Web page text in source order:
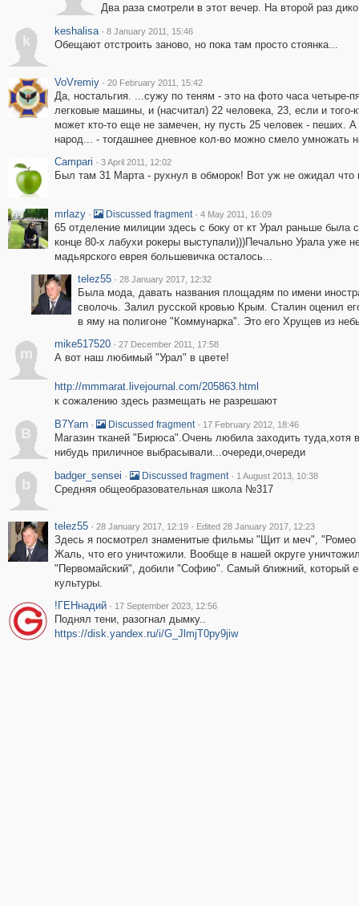
Два раза смотрели в этот вечер. На второй раз
k
keshalisa · 8 January 2011, 15:46
Обещают отстроить заново, но пока там просто стоянка...
VoVremiy · 20 February 2011, 15:42
Да, ностальгия. ...сужу по теням - это на фото часа
легковые машины, и (насчитал) 22 человека, 23, если и того-
может кто-то еще не замечен, ну пусть 25 человек - пеших.
народ... - тогдашнее дневное кол-во можно смело умножать
Campari · 3 April 2011, 12:02
Был там 31 Марта - рухнул в обморок! Вот уж не ожидал что
mrlazy · Discussed fragment · 4 May 2011, 16:09
65 отделение милиции здесь с боку от кт Урал раньше была
конце 80-х лабухи рокеры выступали)))Печально Урала уже
мадьярского еврея большевичка осталось...
telez55 · 28 January 2017, 12:32
Была мода, давать названия площадям по имени
сволочь. Залил русской кровью Крым. Сталин оценил
в яму на полигоне "Коммунарка". Это его Хрущев из
m
mike517520 · 27 December 2011, 17:58
А вот наш любимый "Урал" в цвете!
http://mmmarat.livejournal.com/205863.html
к сожалению здесь размещать не разрешают
B
B7Yarn · Discussed fragment · 17 February 2012, 18:46
Магазин тканей "Бирюса".Очень любила заходить туда,хотя
нибудь приличное выбрасывали...очереди,очереди
b
badger_sensei · Discussed fragment · 1 August 2013, 10:38
Средняя общеобразовательная школа №317
telez55 · 28 January 2017, 12:19 · Edited 28 January 2017, 12:23
Здесь я посмотрел знаменитые фильмы "Щит и меч",
Жаль, что его уничтожили. Вообще в нашей округе
"Первомайский", добили "Софию". Самый ближний, который
культуры.
!ГЕНнадий · 17 September 2023, 12:56
Поднял тени, разогнал дымку..
https://disk.yandex.ru/i/G_JlmjT0py9jiw